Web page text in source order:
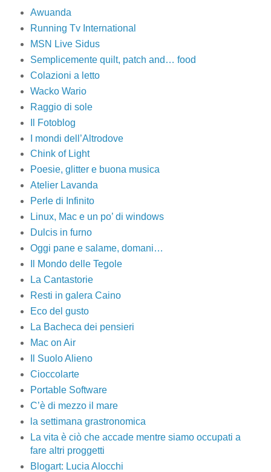
Awuanda
Running Tv International
MSN Live Sidus
Semplicemente quilt, patch and… food
Colazioni a letto
Wacko Wario
Raggio di sole
Il Fotoblog
I mondi dell’Altrodove
Chink of Light
Poesie, glitter e buona musica
Atelier Lavanda
Perle di Infinito
Linux, Mac e un po’ di windows
Dulcis in furno
Oggi pane e salame, domani…
Il Mondo delle Tegole
La Cantastorie
Resti in galera Caino
Eco del gusto
La Bacheca dei pensieri
Mac on Air
Il Suolo Alieno
Cioccolarte
Portable Software
C’è di mezzo il mare
la settimana grastronomica
La vita è ciò che accade mentre siamo occupati a
fare altri proggetti
Blogart: Lucia Alocchi